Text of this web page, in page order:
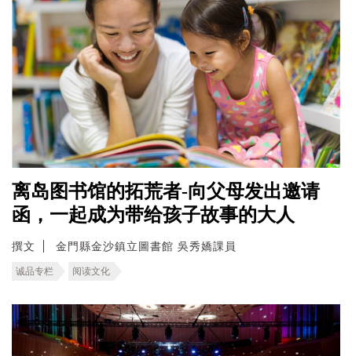
离岛图书馆的拓荒者-向父母发出邀请
函，一起成为带给孩子故事的大人
撰文 金門縣金沙鎮立圖書館 吳秀嬌課員
诚品专栏 阅读文化